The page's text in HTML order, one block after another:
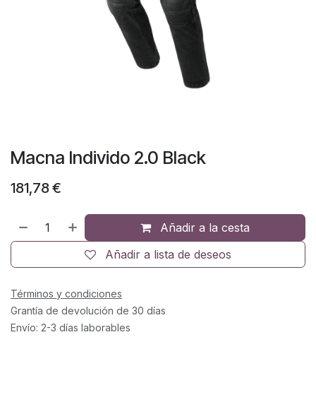
Macna Individo 2.0 Black
181,78€
Añadir a la cesta
Añadir a lista de deseos
Términos y condiciones
Grantía de devolución de 30 días
Envío: 2-3 días laborables